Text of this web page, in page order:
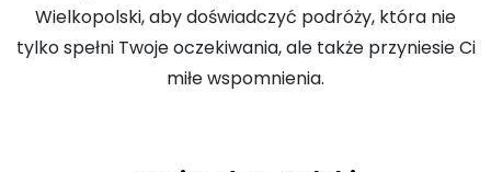
Wielkopolski, aby doświadczyć podróży, która nie
tylko spełni Twoje oczekiwania, ale także przyniesie Ci
miłe wspomnienia.